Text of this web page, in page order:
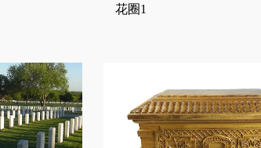
花圈1